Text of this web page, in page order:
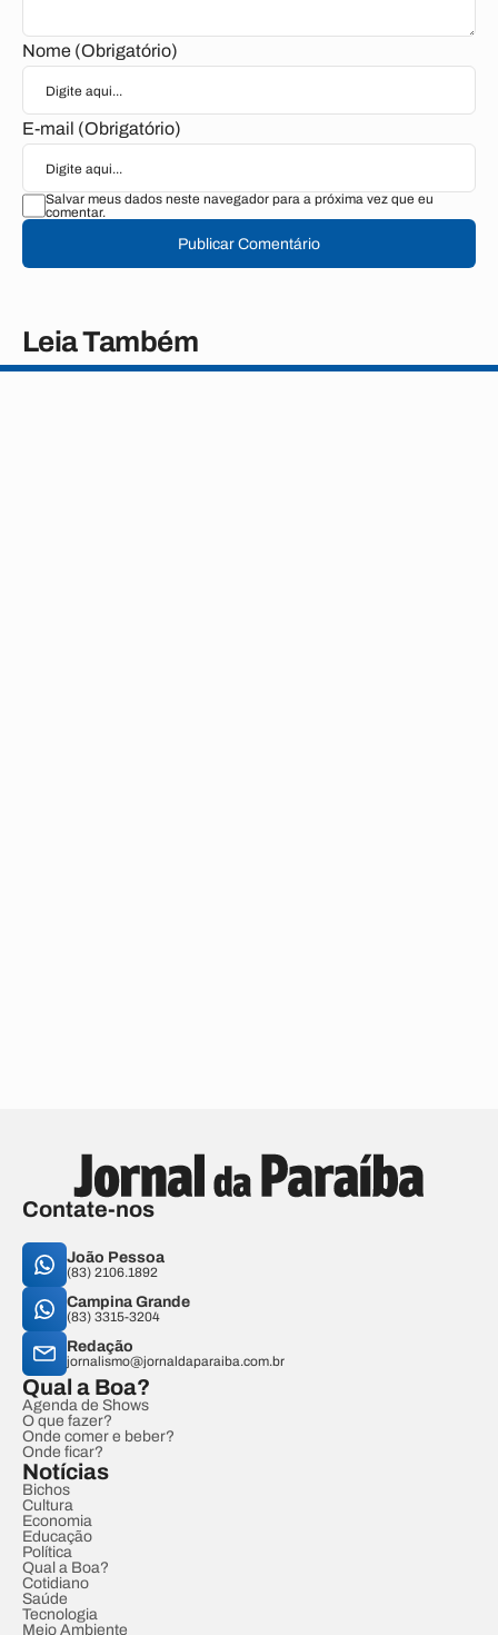
Nome (Obrigatório)
E-mail (Obrigatório)
Salvar meus dados neste navegador para a próxima vez que eu
comentar.
Publicar Comentário
Leia Também
Contate-nos
João Pessoa
(83) 2106.1892
Campina Grande
(83) 3315-3204
Redação
jornalismo@jornaldaparaiba.com.br
Qual a Boa?
Agenda de Shows
O que fazer?
Onde comer e beber?
Onde ficar?
Notícias
Bichos
Cultura
Economia
Educação
Política
Qual a Boa?
Cotidiano
Saúde
Tecnologia
Meio Ambiente